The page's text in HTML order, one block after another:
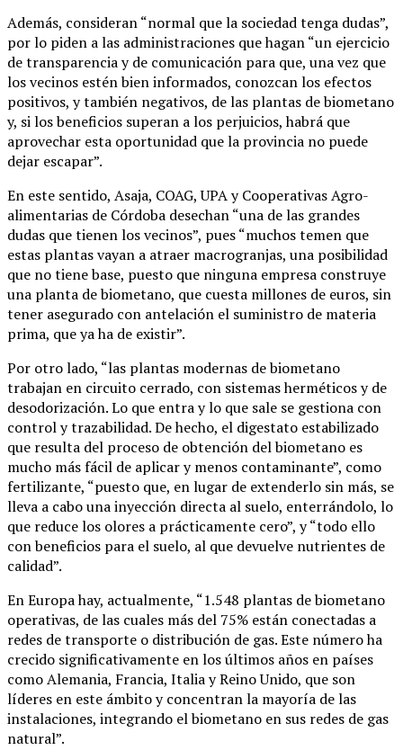
Además, consideran “normal que la sociedad tenga dudas”,
por lo piden a las administraciones que hagan “un ejercicio
de transparencia y de comunicación para que, una vez que
los vecinos estén bien informados, conozcan los efectos
positivos, y también negativos, de las plantas de biometano
y, si los beneficios superan a los perjuicios, habrá que
aprovechar esta oportunidad que la provincia no puede
dejar escapar”.
En este sentido, Asaja, COAG, UPA y Cooperativas Agro-
alimentarias de Córdoba desechan “una de las grandes
dudas que tienen los vecinos”, pues “muchos temen que
estas plantas vayan a atraer macrogranjas, una posibilidad
que no tiene base, puesto que ninguna empresa construye
una planta de biometano, que cuesta millones de euros, sin
tener asegurado con antelación el suministro de materia
prima, que ya ha de existir”.
Por otro lado, “las plantas modernas de biometano
trabajan en circuito cerrado, con sistemas herméticos y de
desodorización. Lo que entra y lo que sale se gestiona con
control y trazabilidad. De hecho, el digestato estabilizado
que resulta del proceso de obtención del biometano es
mucho más fácil de aplicar y menos contaminante”, como
fertilizante, “puesto que, en lugar de extenderlo sin más, se
lleva a cabo una inyección directa al suelo, enterrándolo, lo
que reduce los olores a prácticamente cero”, y “todo ello
con beneficios para el suelo, al que devuelve nutrientes de
calidad”.
En Europa hay, actualmente, “1.548 plantas de biometano
operativas, de las cuales más del 75% están conectadas a
redes de transporte o distribución de gas. Este número ha
crecido significativamente en los últimos años en países
como Alemania, Francia, Italia y Reino Unido, que son
líderes en este ámbito y concentran la mayoría de las
instalaciones, integrando el biometano en sus redes de gas
natural”.